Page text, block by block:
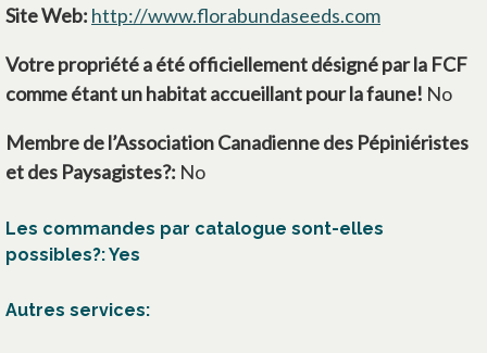
Site Web: http://www.florabundaseeds.com
Votre propriété a été officiellement désigné par la FCF
comme étant un habitat accueillant pour la faune! No
Membre de l’Association Canadienne des Pépiniéristes
et des Paysagistes?: No
Les commandes par catalogue sont-elles
possibles?: Yes
Autres services: